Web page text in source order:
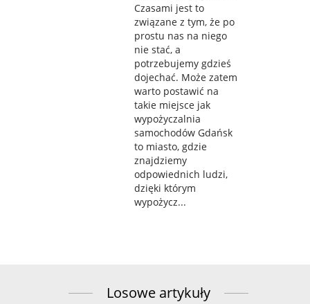
Czasami jest to
związane z tym, że po
prostu nas na niego
nie stać, a
potrzebujemy gdzieś
dojechać. Może zatem
warto postawić na
takie miejsce jak
wypożyczalnia
samochodów Gdańsk
to miasto, gdzie
znajdziemy
odpowiednich ludzi,
dzięki którym
wypożycz...
Losowe artykuły